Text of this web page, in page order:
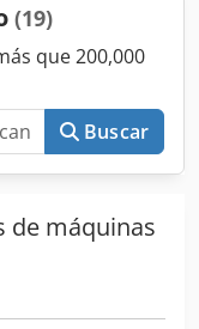
lateral suave,
–
para
portahorquillas:
a 500 mm LSP
propio a
7021 (gris
(19)
que 200,000
Buscar
de máquinas